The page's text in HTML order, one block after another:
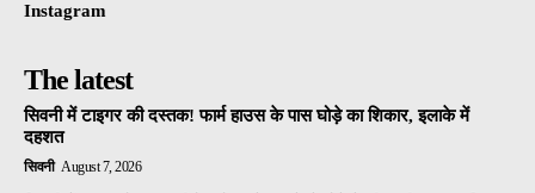
Instagram
The latest
सिवनी में टाइगर की दस्तक! फार्म हाउस के पास घोड़े का शिकार, इलाके में
दहशत
सिवनी August 7, 2026